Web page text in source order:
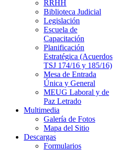
RRHH
Biblioteca Judicial
Legislación
Escuela de
Capacitación
Planificación
Estratégica (Acuerdos
TSJ 174/16 y 185/16)
Mesa de Entrada
Única y General
MEUG Laboral y de
Paz Letrado
Multimedia
Galería de Fotos
Mapa del Sitio
Descargas
Formularios